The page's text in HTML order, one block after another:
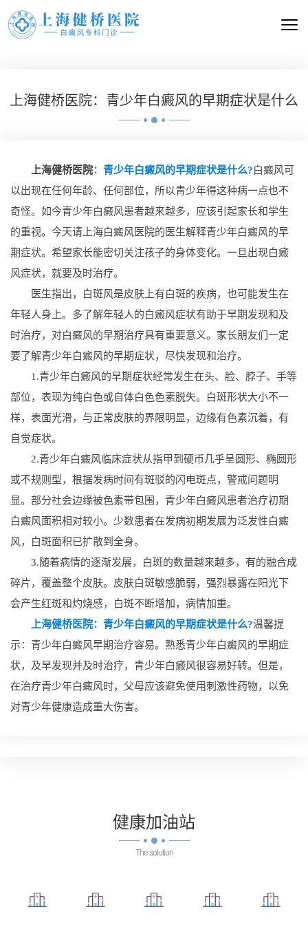
上海健桥医院：青少年白癜风的早期症状是什么
上海健桥医院：青少年白癜风的早期症状是什么?白癜风可
以出现在任何年龄、任何部位，所以青少年得这种病一点也不
奇怪。如今青少年白癜风患者越来越多，应该引起家长和学生
的重视。今天请上海白癜风医院的医生解释青少年白癜风的早
期症状。希望家长能密切关注孩子的身体变化。一旦出现白癜
风症状，就要及时治疗。
医生指出，白斑风是皮肤上有白斑的疾病，也可能发生在
年轻人身上。多了解年轻人的白癜风症状有助于早期发现和及
时治疗，对白癜风的早期治疗具有重要意义。家长朋友们一定
要了解青少年白癜风的早期症状，尽快发现和治疗。
1.青少年白癜风的早期症状经常发生在头、脸、脖子、手等
部位，表现为纯白色或自体白色色素脱失。白斑形状大小不一
样，表面光滑，与正常皮肤的界限明显，边缘有色素沉着，有
自觉症状。
2.青少年白癜风临床症状从指甲到硬币几乎呈圆形、椭圆形
或不规则型，根据发病时间有斑驳的闪电斑点，警戒问题明
显。部分社会边缘被色素带包围，青少年白癜风患者治疗初期
白癜风面积相对较小。少数患者在发病初期发展为泛发性白癜
风，白斑面积已扩散到全身。
3.随着病情的逐渐发展，白斑的数量越来越多，有的融合成
碎片，覆盖整个皮肤。皮肤白斑敏感脆弱，强烈暴露在阳光下
会产生红斑和灼烧感，白斑不断增加，病情加重。
上海健桥医院：青少年白癜风的早期症状是什么?温馨提
示：青少年白癜风早期治疗容易。熟悉青少年白癜风的早期症
状，及早发现并及时治疗，青少年白癜风很容易好转。但是，
在治疗青少年白癜风时，父母应该避免使用刺激性药物，以免
对青少年健康造成重大伤害。
健康加油站
The solution